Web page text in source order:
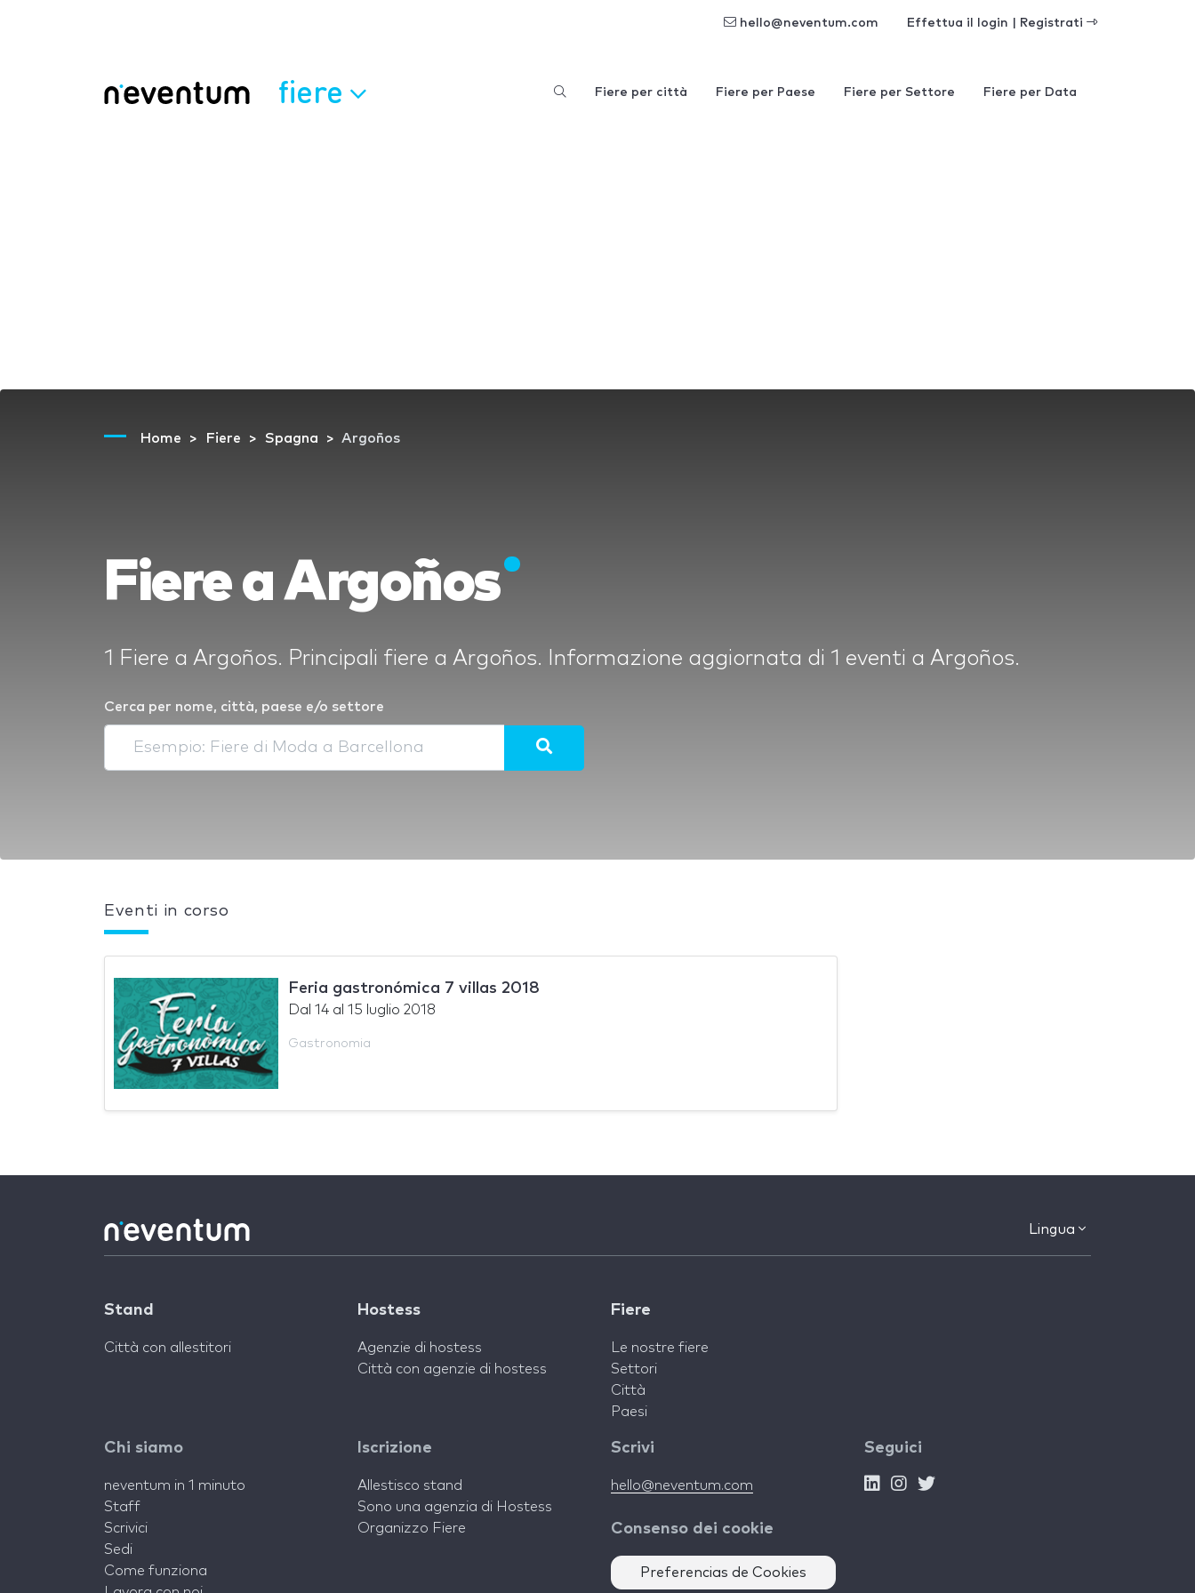
hello@neventum.com Effettua il login | Registrati
fiere Fiere per città Fiere per Paese Fiere per Settore Fiere per Data
Home Fiere Spagna Argoños
Fiere a Argoños
1 Fiere a Argoños. Principali fiere a Argoños. Informazione aggiornata di 1 eventi a Argoños.
Cerca per nome, città, paese e/o settore
Eventi in corso
Feria gastronómica 7 villas 2018
Dal 14al 15 luglio 2018
Gastronomia
Lingua
Stand
Città con allestitori
Hostess
Agenzie di hostess
Città con agenzie di hostess
Fiere
Le nostre fiere
Settori
Città
Paesi
Chi siamo
neventum in 1 minuto
Staff
Scrivici
Sedi
Come funziona
Iscrizione
Allestisco stand
Sono una agenzia di Hostess
Organizzo Fiere
Scrivi
hello@neventum.com
Consenso dei cookie
Preferencias de Cookies
Seguici